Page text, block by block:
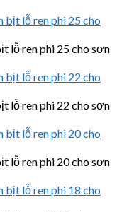
lỗ ren phi 25 cho sơn
lỗ ren phi 22 cho sơn
lỗ ren phi 20 cho sơn